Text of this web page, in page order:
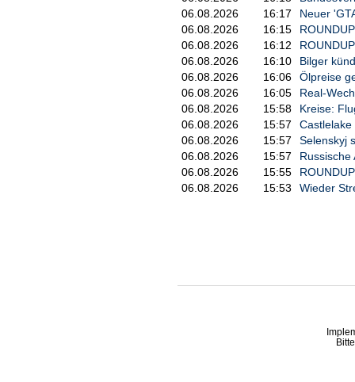
06.08.2026
16:17
Neuer
06.08.2026
16:15
06.08.2026
16:12
06.08.2026
16:10
Bilger
06.08.2026
16:06
Ölpreise
06.08.2026
16:05
Real-
06.08.2026
15:58
Kreise:
06.08.2026
15:57
06.08.2026
15:57
Selenskyj
06.08.2026
15:57
Russische
06.08.2026
15:55
06.08.2026
15:53 Wieder